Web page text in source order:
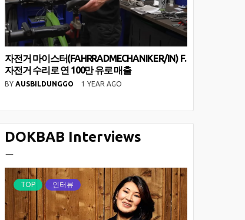
자전거 마이스터(FAHRRADMECHANIKER/IN) F.
자전거 수리로 연 100만 유로 매출
BY AUSBILDUNGGO 1 YEAR AGO
DOKBAB Interviews
ㅡ
TOP 인터뷰